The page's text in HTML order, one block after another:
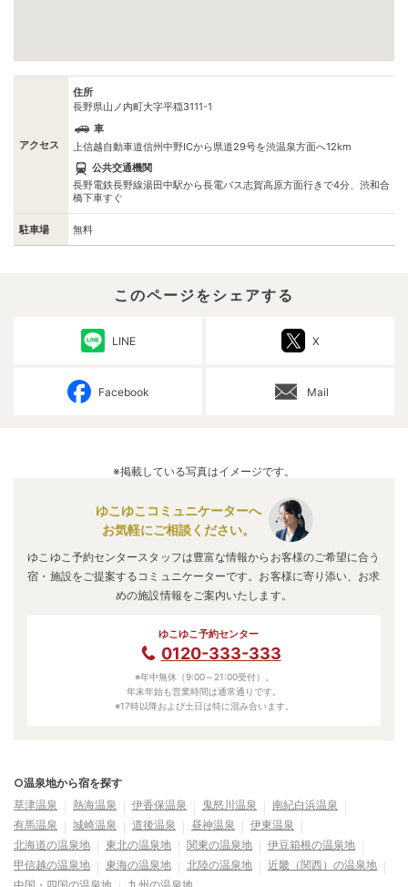
アクセス
住所
長野県山ノ内町大字平穏3111-1
車
上信越自動車道信州中野ICから県道29号を渋温泉方面へ12km
公共交通機関
長野電鉄長野線湯田中駅から長電バス志賀高原方面行きで4分、渋和合
橋下車すぐ
駐車場 無料
このページをシェアする
LINE X
Facebook Mail
※掲載している写真はイメージです。
ゆこゆこコミュニケーターへ
お気軽にご相談ください。
ゆこゆこ予約センタースタッフは豊富な情報からお客様のご希望に合う
宿・施設をご提案するコミュニケーターです。お客様に寄り添い、お求
めの施設情報をご案内いたします。
ゆこゆこ予約センター
0120-333-333
※年中無休（9:00～21:00受付）。
年末年始も営業時間は通常通りです。
※17時以降および土日は特に混み合います。
○温泉地から宿を探す
草津温泉
熱海温泉 伊香保温泉 鬼怒川温泉
南紀白浜温泉
有馬温泉
城崎温泉 道後温泉 昼神温泉
伊東温泉
北海道の温泉地
東北の温泉地 関東の温泉地
伊豆箱根の温泉地
甲信越の温泉地
東海の温泉地 北陸の温泉地
近畿（関西）の温泉地